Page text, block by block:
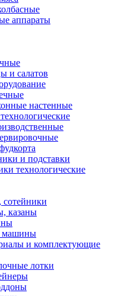
аппараты
и салатов
настенные
и подставки
технологические
казаны
машины
и комплектующие
лотки